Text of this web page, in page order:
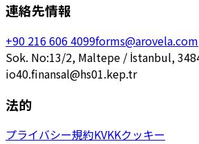
連絡先情報
+90 216 606 4099forms@arovela.com
Sok. No:13/2, Maltepe / İstanbul,
io40.finansal@hs01.kep.tr
法的
プライバシー規約KVKKクッキー